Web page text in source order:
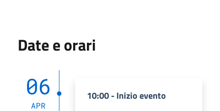
Date e orari
06
APR
10:00 - Inizio evento